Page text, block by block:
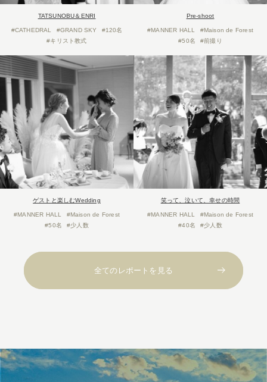
TATSUNOBU＆ENRI
#CATHEDRAL #GRAND SKY
#120名
#キリスト教式
Pre-shoot
#MANNER HALL
#Maison de Forest
#50名
#前撮り
ゲストと楽しむWedding
#MANNER HALL
#Maison de Forest
#50名
#少人数
笑って、泣いて、幸せの時間
#MANNER HALL
#Maison de Forest
#40名
#少人数
全てのレポートを見る